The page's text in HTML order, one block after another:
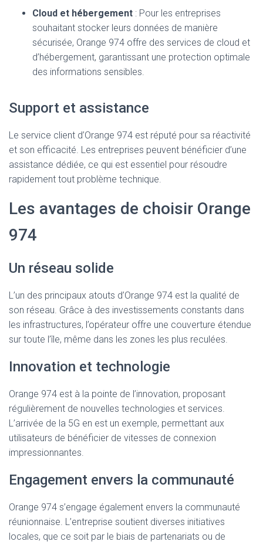
Cloud et hébergement : Pour les entreprises
souhaitant stocker leurs données de manière
sécurisée, Orange 974 offre des services de cloud et
d’hébergement, garantissant une protection optimale
des informations sensibles.
Support et assistance
Le service client d’Orange 974 est réputé pour sa réactivité
et son efficacité. Les entreprises peuvent bénéficier d’une
assistance dédiée, ce qui est essentiel pour résoudre
rapidement tout problème technique.
Les avantages de choisir Orange
974
Un réseau solide
L’un des principaux atouts d’Orange 974 est la qualité de
son réseau. Grâce à des investissements constants dans
les infrastructures, l’opérateur offre une couverture étendue
sur toute l’île, même dans les zones les plus reculées.
Innovation et technologie
Orange 974 est à la pointe de l’innovation, proposant
régulièrement de nouvelles technologies et services.
L’arrivée de la 5G en est un exemple, permettant aux
utilisateurs de bénéficier de vitesses de connexion
impressionnantes.
Engagement envers la communauté
Orange 974 s’engage également envers la communauté
réunionnaise. L’entreprise soutient diverses initiatives
locales, que ce soit par le biais de partenariats ou de